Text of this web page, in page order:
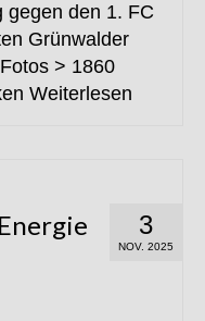
gegen den 1. FC
Grünwalder
> 1860
Weiterlesen
3
NOV. 2025